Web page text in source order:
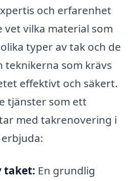
och erfarenhet
vet vilka material som
typer av tak och de
teknikerna som krävs
effektivt och säkert.
tjänster som ett
med takrenovering i
taket: En grundlig